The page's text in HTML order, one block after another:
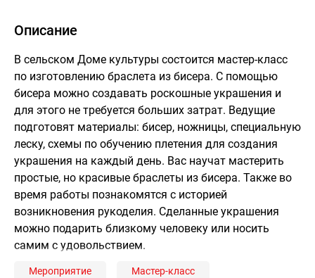
Описание
В сельском Доме культуры состоится мастер-класс
по изготовлению браслета из бисера. С помощью
бисера можно создавать роскошные украшения и
для этого не требуется больших затрат. Ведущие
подготовят материалы: бисер, ножницы, специальную
леску, схемы по обучению плетения для создания
украшения на каждый день. Вас научат мастерить
простые, но красивые браслеты из бисера. Также во
время работы познакомятся с историей
возникновения рукоделия. Сделанные украшения
можно подарить близкому человеку или носить
самим с удовольствием.
Мероприятие Мастер-класс